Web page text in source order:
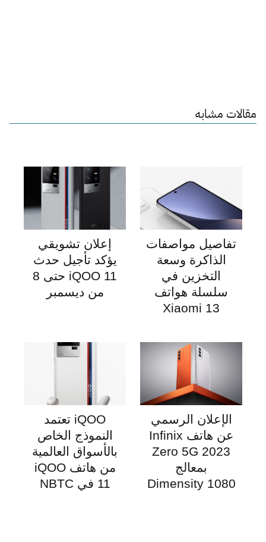
مقالات مشابه
تفاصيل مواصفات
الذاكرة وسعة
التخزين في
سلسلة هواتف
Xiaomi 13
إعلان تشويقي
يؤكد تأجيل حدث
iQOO 11 حتى 8
من ديسمبر
الإعلان الرسمي
عن هاتف Infinix
Zero 5G 2023
بمعالج
Dimensity 1080
iQOO تعتمد
النموذج الخاص
بالأسواق العالمية
من هاتف iQOO
11 في NBTC